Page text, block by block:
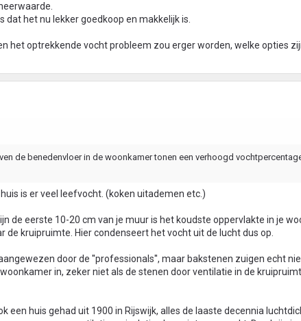
dat het nu lekker goedkoop en makkelijk is.
het optrekkende vocht probleem zou erger worden, welke opties
de benedenvloer in de woonkamer tonen een verhoogd
is er veel leefvocht. (koken uitademen etc.)
de eerste 10-20 cm van je muur is het koudste oppervlakte in je
kruipruimte. Hier condenseert het vocht uit de lucht dus op.
door de ''professionals'', maar bakstenen zuigen echt
in, zeker niet als de stenen door ventilatie in de
een huis gehad uit 1900 in Rijswijk, alles de laaste decennia